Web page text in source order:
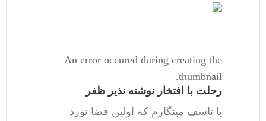
An error occured during creating the
thumbnail.
رحلت با افتخار نوشته نذیر ظفر
با تاسف مینگارم که اولین فضا نورد